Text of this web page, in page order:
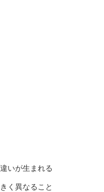
いが生まれる
く異なること